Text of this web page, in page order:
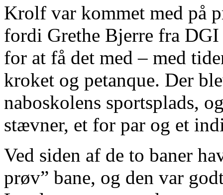
Krolf var kommet med på
fordi Grethe Bjerre fra
for at få det med – med
kroket og petanque. Der
naboskolens sportsplads,
stævner, et for par og et
Ved siden af de to baner
prøv” bane, og den var